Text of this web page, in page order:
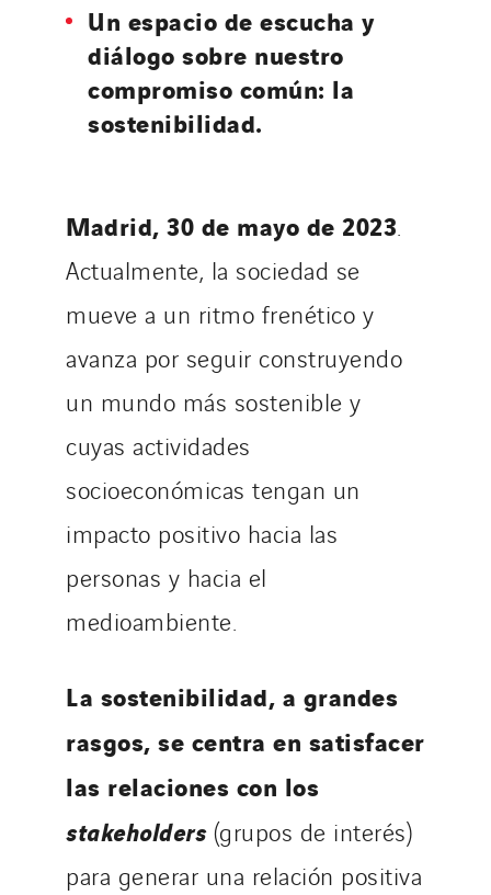
Un espacio de escucha y
diálogo sobre nuestro
compromiso común: la
sostenibilidad.
Madrid, 30 de mayo de 2023
Actualmente, la sociedad se
mueve a un ritmo frenético y
avanza por seguir construyendo
un mundo más sostenible y
cuyas actividades
socioeconómicas tengan un
impacto positivo hacia las
personas y hacia el
medioambiente.
La sostenibilidad, a grandes
rasgos, se centra en satisfacer
las relaciones con los
stakeholders(grupos de interés)
para generar una relación positiva